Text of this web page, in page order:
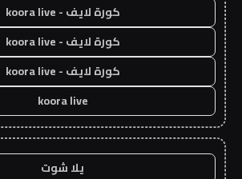
كورة لايف - koora live
كورة لايف - koora live
كورة لايف - koora live
koora live
يلا شوت